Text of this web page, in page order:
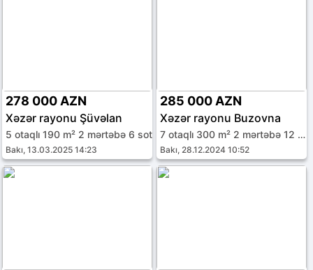
278 000 AZN
Xəzər rayonu Şüvəlan
5 otaqlı 190 m² 2 mərtəbə 6 sot
Bakı, 13.03.2025 14:23
285 000 AZN
Xəzər rayonu Buzovna
7 otaqlı 300 m² 2 mərtəbə 12 sot
Bakı, 28.12.2024 10:52